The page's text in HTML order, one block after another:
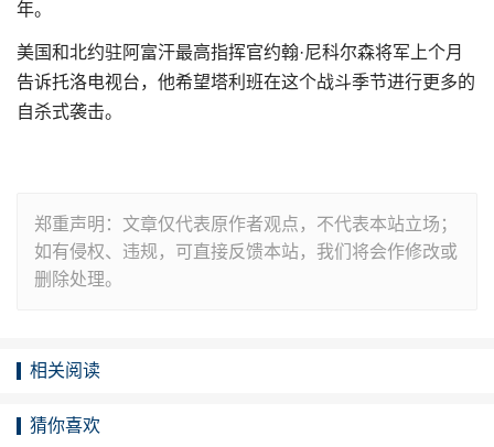
年。
美国和北约驻阿富汗最高指挥官约翰·尼科尔森将军上个月
告诉托洛电视台，他希望塔利班在这个战斗季节进行更多的
自杀式袭击。
郑重声明：文章仅代表原作者观点，不代表本站立场；
如有侵权、违规，可直接反馈本站，我们将会作修改或
删除处理。
相关阅读
猜你喜欢